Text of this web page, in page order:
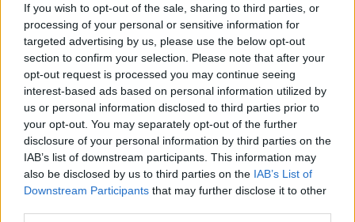
If you wish to opt-out of the sale, sharing to third parties, or
processing of your personal or sensitive information for
targeted advertising by us, please use the below opt-out
section to confirm your selection. Please note that after your
opt-out request is processed you may continue seeing
interest-based ads based on personal information utilized by
us or personal information disclosed to third parties prior to
your opt-out. You may separately opt-out of the further
disclosure of your personal information by third parties on the
IAB’s list of downstream participants. This information may
also be disclosed by us to third parties on the IAB’s List of
Downstream Participants that may further disclose it to other
Revista Motos
Trial
RELACIONADOS